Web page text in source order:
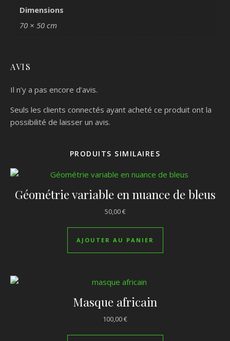
Dimensions
70 × 50 cm
AVIS
Il n’y a pas encore d’avis.
Seuls les clients connectés ayant acheté ce produit ont la
possibilité de laisser un avis.
PRODUITS SIMILAIRES
Géométrie variable en nuance de bleus
50,00€
AJOUTER AU PANIER
Masque africain
100,00€